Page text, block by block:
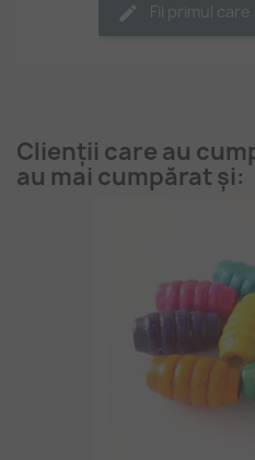
Fii primul
Clienții care au
au mai cumpărat și: